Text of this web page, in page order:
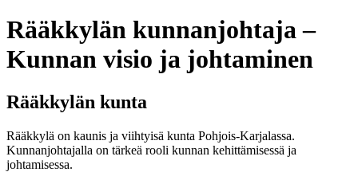
Rääkkylän kunnanjohtaja –
Kunnan visio ja johtaminen
Rääkkylän kunta
Rääkkylä on kaunis ja viihtyisä kunta Pohjois-Karjalassa.
Kunnanjohtajalla on tärkeä rooli kunnan kehittämisessä ja
johtamisessa.